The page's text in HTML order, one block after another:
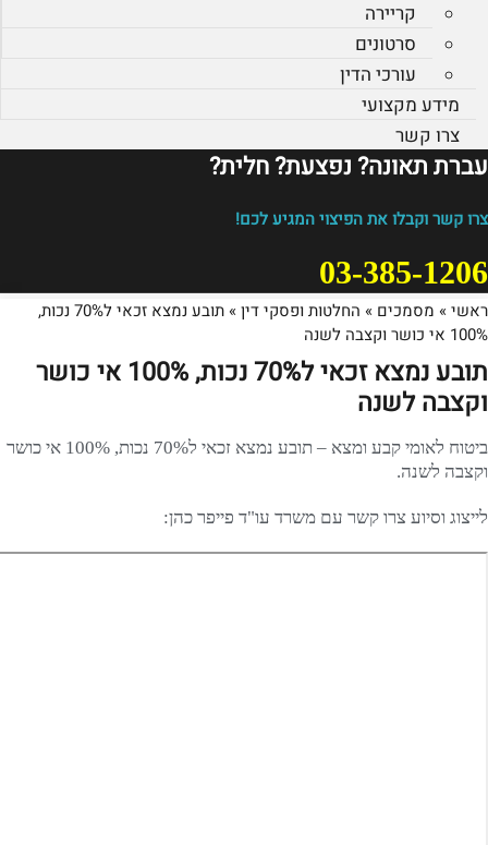
קריירה
סרטונים
עורכי הדין
מידע מקצועי
צרו קשר
עברת תאונה? נפצעת? חלית?​
צרו קשר וקבלו את הפיצוי המגיע לכם!
03-385-1206
ראשי» מסמכים » החלטות ופסקי דין»
תובע נמצא זכאי ל70% נכות,
100% אי כושר וקצבה לשנה
תובע נמצא זכאי ל70% נכות, 100% אי כושר
וקצבה לשנה
ביטוח לאומי קבע ומצא – תובע נמצא זכאי ל70% נכות, 100% אי כושר
וקצבה לשנה.
לייצוג וסיוע צרו קשר עם משרד עו"ד פייפר כהן: